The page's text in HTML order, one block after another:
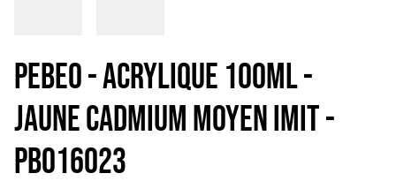
PEBEO - ACRYLIQUE 100ML -
JAUNE CADMIUM MOYEN IMIT -
PB016023